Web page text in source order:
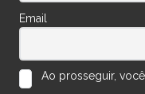
Email
Ao prosseguir,